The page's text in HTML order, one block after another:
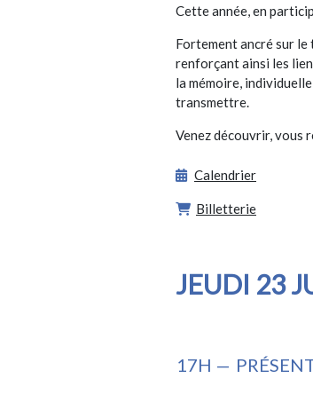
Cette année, en
Fortement ancré sur
renforçant ainsi les
la mémoire,
transmettre.
Venez découvrir, vous
Calendrier
Billetterie
JEUDI 23
17H —